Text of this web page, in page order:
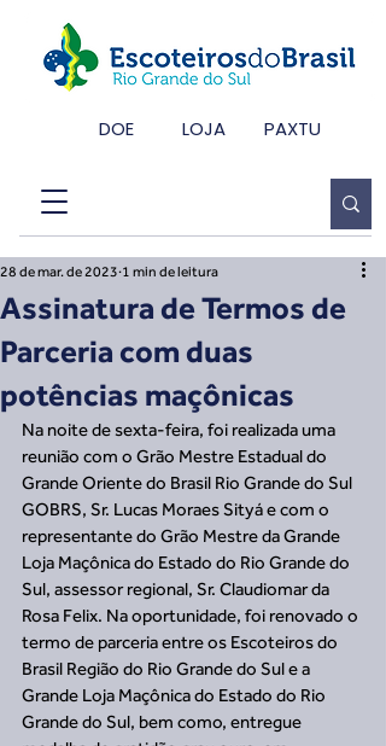
DOE LOJA PAXTU
Assinatura de Termos de
Parceria com duas
potências maçônicas
28 de mar. de 2023 1 min de leitura
Na noite de sexta-feira, foi realizada uma
reunião com o Grão Mestre Estadual do
Grande Oriente do Brasil Rio Grande do Sul
GOBRS, Sr. Lucas Moraes Sityá e com o
representante do Grão Mestre da Grande
Loja Maçônica do Estado do Rio Grande do
Sul, assessor regional, Sr. Claudiomar da
Rosa Felix. Na oportunidade, foi renovado o
termo de parceria entre os Escoteiros do
Brasil Região do Rio Grande do Sul e a
Grande Loja Maçônica do Estado do Rio
Grande do Sul, bem como, entregue